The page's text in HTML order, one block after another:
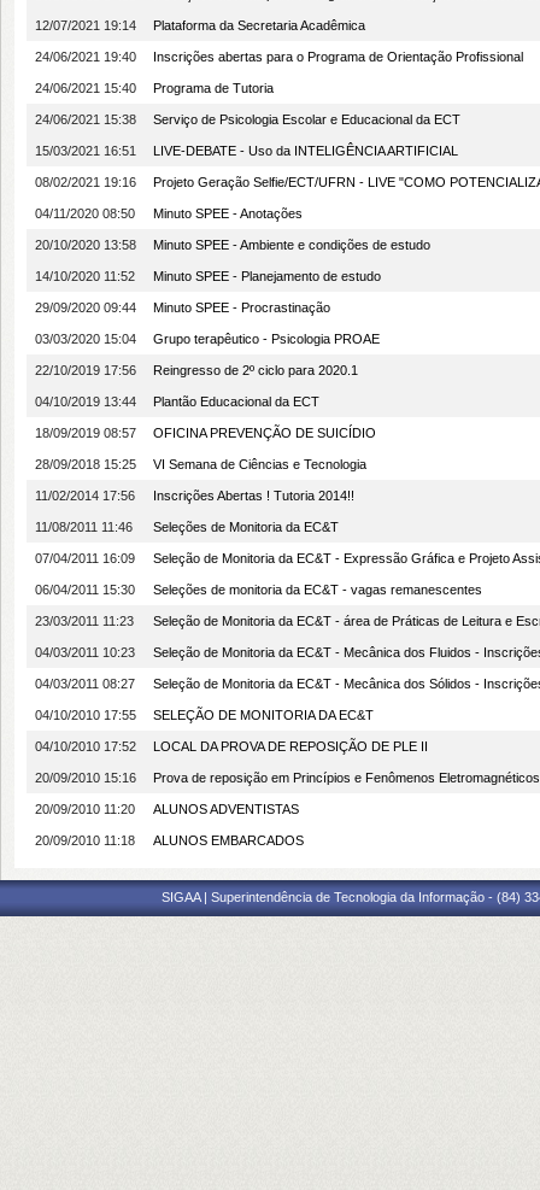
12/07/2021 19:14 Plataforma da Secretaria Acadêmica
24/06/2021 19:40 Inscrições abertas para o Programa de Orientação Profissional
24/06/2021 15:40 Programa de Tutoria
24/06/2021 15:38 Serviço de Psicologia Escolar e Educacional da ECT
15/03/2021 16:51 LIVE-DEBATE - Uso da INTELIGÊNCIA ARTIFICIAL
08/02/2021 19:16 Projeto Geração Selfie/ECT/UFRN - LIVE "COMO
04/11/2020 08:50 Minuto SPEE - Anotações
20/10/2020 13:58 Minuto SPEE - Ambiente e condições de estudo
14/10/2020 11:52 Minuto SPEE - Planejamento de estudo
29/09/2020 09:44 Minuto SPEE - Procrastinação
03/03/2020 15:04 Grupo terapêutico - Psicologia PROAE
22/10/2019 17:56 Reingresso de 2º ciclo para 2020.1
04/10/2019 13:44 Plantão Educacional da ECT
18/09/2019 08:57 OFICINA PREVENÇÃO DE SUICÍDIO
28/09/2018 15:25 VI Semana de Ciências e Tecnologia
11/02/2014 17:56 Inscrições Abertas ! Tutoria 2014!!
11/08/2011 11:46 Seleções de Monitoria da EC&T
07/04/2011 16:09 Seleção de Monitoria da EC&T - Expressão Gráfica e Projeto
06/04/2011 15:30 Seleções de monitoria da EC&T - vagas remanescentes
23/03/2011 11:23 Seleção de Monitoria da EC&T - área de Práticas de Leitura e
04/03/2011 10:23 Seleção de Monitoria da EC&T - Mecânica dos Fluidos -
04/03/2011 08:27 Seleção de Monitoria da EC&T - Mecânica dos Sólidos -
04/10/2010 17:55 SELEÇÃO DE MONITORIA DA EC&T
04/10/2010 17:52 LOCAL DA PROVA DE REPOSIÇÃO DE PLE II
20/09/2010 15:16 Prova de reposição em Princípios e Fenômenos Eletromagnéticos
20/09/2010 11:20 ALUNOS ADVENTISTAS
20/09/2010 11:18 ALUNOS EMBARCADOS
SIGAA | Superintendência de Tecnologia da Informação - (84)